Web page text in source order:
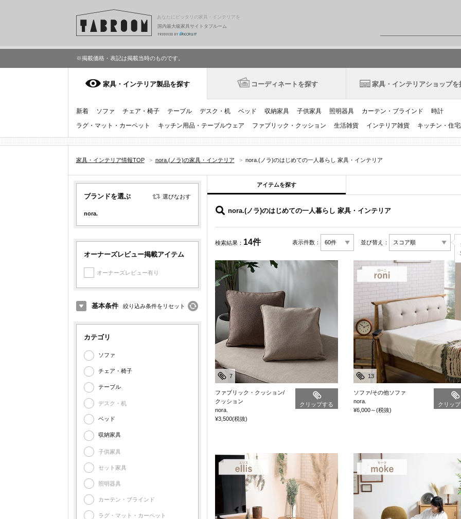
あなたにピッタリの家具・インテリアを
国内最大級家具サイトタブルーム
※掲載価格・表記は掲載当時のものです。
家具・インテリア製品を探す コーディネートを探す 家具・インテリアショップを
新着 ソファ チェア・椅子 テーブル デスク・机 ベッド 収納家具 子供家具 照明器具 カーテン・ブラインド
時計
ラグ・マット・カーペット
キッチン用品・テーブルウェア ファブリック・クッション 生活雑貨 インテリア雑貨 キッチン・住
家具・インテリア情報TOP > nora.(ノラ)の家具・インテリア > nora.(ノラ)のはじめての一人暮らし 家具・インテリア
ブランドを選ぶ 選びなおす
nora.
オーナーズレビュー掲載アイテム
オーナーズレビュー有り
絞り込み条件をリセット
基本条件
カテゴリ
ソファ
チェア・椅子
テーブル
デスク・机
ベッド
収納家具
子供家具
セット家具
照明器具
カーテン・ブラインド
ラグ・マット・カーペット
アイテムを探す
nora.(ノラ)のはじめての一人暮らし 家具・インテリア
検索結果： 14件 表示件数： 並び替え：
ファブリック・クッション/
クッション
nora.
¥3,500(税抜)
クリップする
7
ソファ/その他ソファ
nora.
¥6,000～(税抜)
クリッ
13